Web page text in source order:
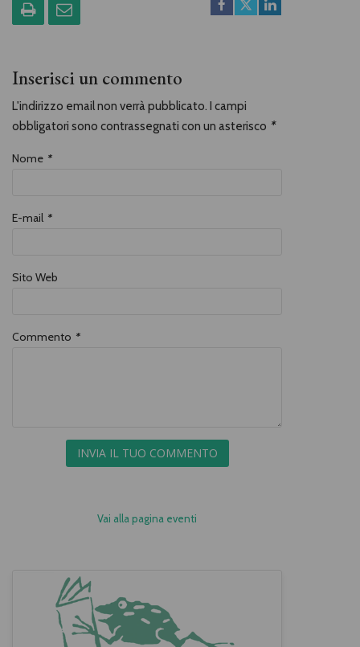
Inserisci un commento
L'indirizzo email non verrà pubblicato. I campi
obbligatori sono contrassegnati con un asterisco *
Nome *
E-mail *
Sito Web
Commento *
INVIA IL TUO COMMENTO
Vai alla pagina eventi